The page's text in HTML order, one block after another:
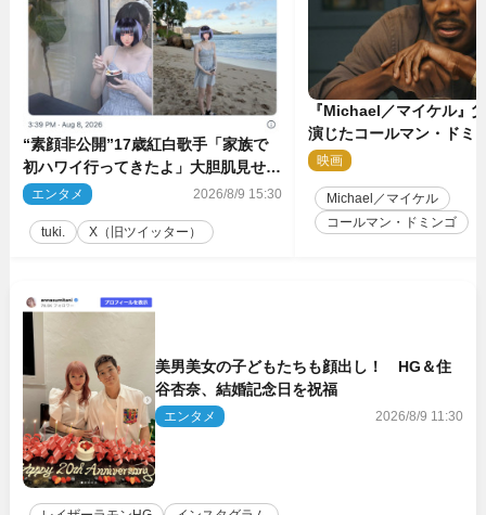
“素顔非公開”17歳紅白歌手「家族で
初ハワイ行ってきたよ」大胆肌見せシ
ョット公開
エンタメ 2026/8/9 15:30
tuki. X（旧ツイッター）
『Michael／マイケル』
演じたコールマン・ドミ
イクに2時間半かかって
映画
Michael／マイケル
コールマン・ドミンゴ
美男美女の子どもたちも顔出し！ HG＆住
谷杏奈、結婚記念日を祝福
エンタメ 2026/8/9 11:30